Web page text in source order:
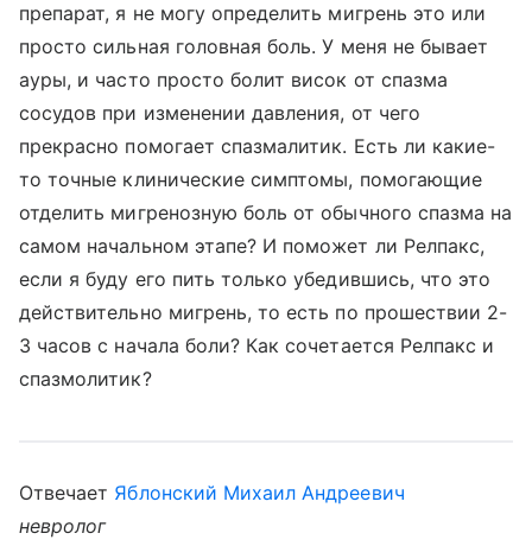
препарат, я не могу определить мигрень это или
просто сильная головная боль. У меня не бывает
ауры, и часто просто болит висок от спазма
сосудов при изменении давления, от чего
прекрасно помогает спазмалитик. Есть ли какие-
то точные клинические симптомы, помогающие
отделить мигренозную боль от обычного спазма на
самом начальном этапе? И поможет ли Релпакс,
если я буду его пить только убедившись, что это
действительно мигрень, то есть по прошествии 2-
3 часов с начала боли? Как сочетается Релпакс и
спазмолитик?
Отвечает Яблонский Михаил Андреевич
невролог